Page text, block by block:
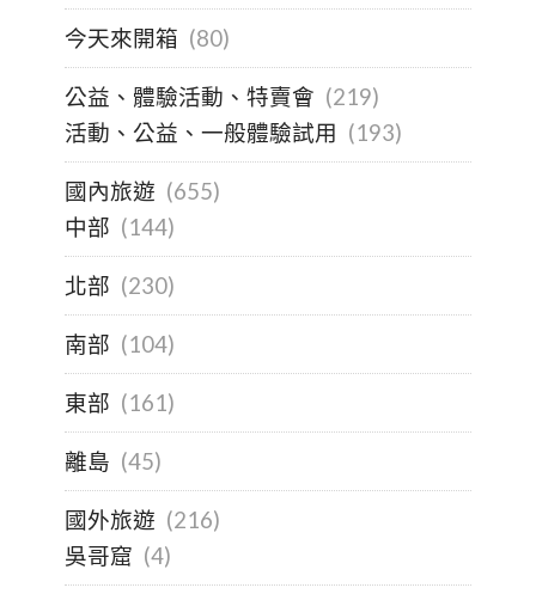
今天來開箱 (80)
公益、體驗活動、特賣會 (219)
活動、公益、一般體驗試用 (193)
國內旅遊 (655)
中部 (144)
北部 (230)
南部 (104)
東部 (161)
離島 (45)
國外旅遊 (216)
吳哥窟 (4)